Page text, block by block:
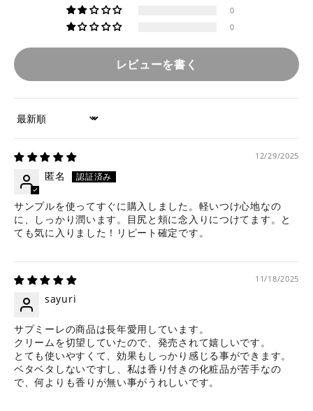
0
0
レビューを書く
Sort by
12/29/2025
匿名
サンプルを使ってすぐに購入しました。軽いつけ心地なの
に、しっかり潤います。目尻と頬に念入りにつけてます。と
ても気に入りました！リピート確定です。
11/18/2025
sayuri
サプミーレの商品は長年愛用しています。
クリームを切望していたので、発売されて嬉しいです。
とても使いやすくて、効果もしっかり感じる事ができます。
ベタベタしないですし、私は香り付きの化粧品が苦手なの
で、何よりも香りが無い事がうれしいです。